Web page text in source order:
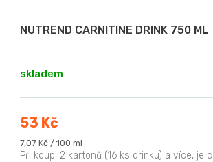
NUTREND CARNITINE DRINK 750 ML
skladem
53 Kč
Měrná
cena:
7,07 Kč / 100 ml
Při koupi 2 kartonů (16 ks drinku) a více, je